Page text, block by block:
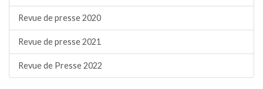
Revue de presse 2020
Revue de presse 2021
Revue de Presse 2022